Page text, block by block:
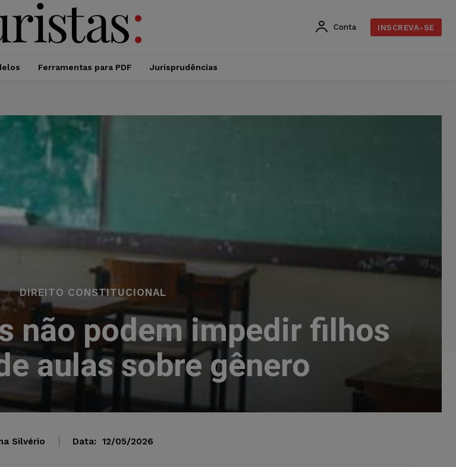
Conta INSCREVA-SE
Ferramentas para PDF Jurisprudências
DIREITO CONSTITUCIONAL
não podem impedir filhos
aulas sobre gênero
Silvério Data: 12/05/2026